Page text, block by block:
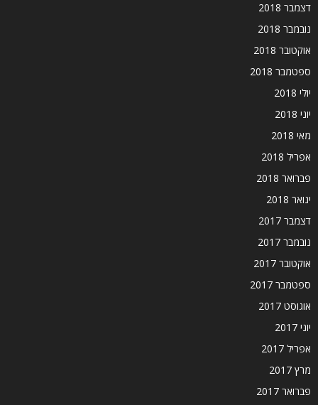
דצמבר 2018
נובמבר 2018
אוקטובר 2018
ספטמבר 2018
יולי 2018
יוני 2018
מאי 2018
אפריל 2018
פברואר 2018
ינואר 2018
דצמבר 2017
נובמבר 2017
אוקטובר 2017
ספטמבר 2017
אוגוסט 2017
יוני 2017
אפריל 2017
מרץ 2017
פברואר 2017